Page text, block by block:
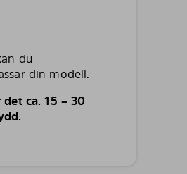
du
din modell.
ca. 15 – 30